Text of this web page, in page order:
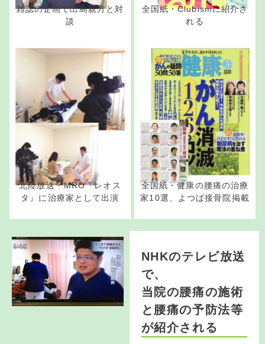
雑誌の企画で出島親方と対
談
全国紙・Clubismに紹介さ
れる
北陸放送・MRO『レオス
タ』に治療家として出演
全国紙・健康の腰痛の治療
家10選、よつば接骨院掲載
NHKのテレビ放送
で、
当院の腰痛の施術
と腰痛の予防法等
が紹介される